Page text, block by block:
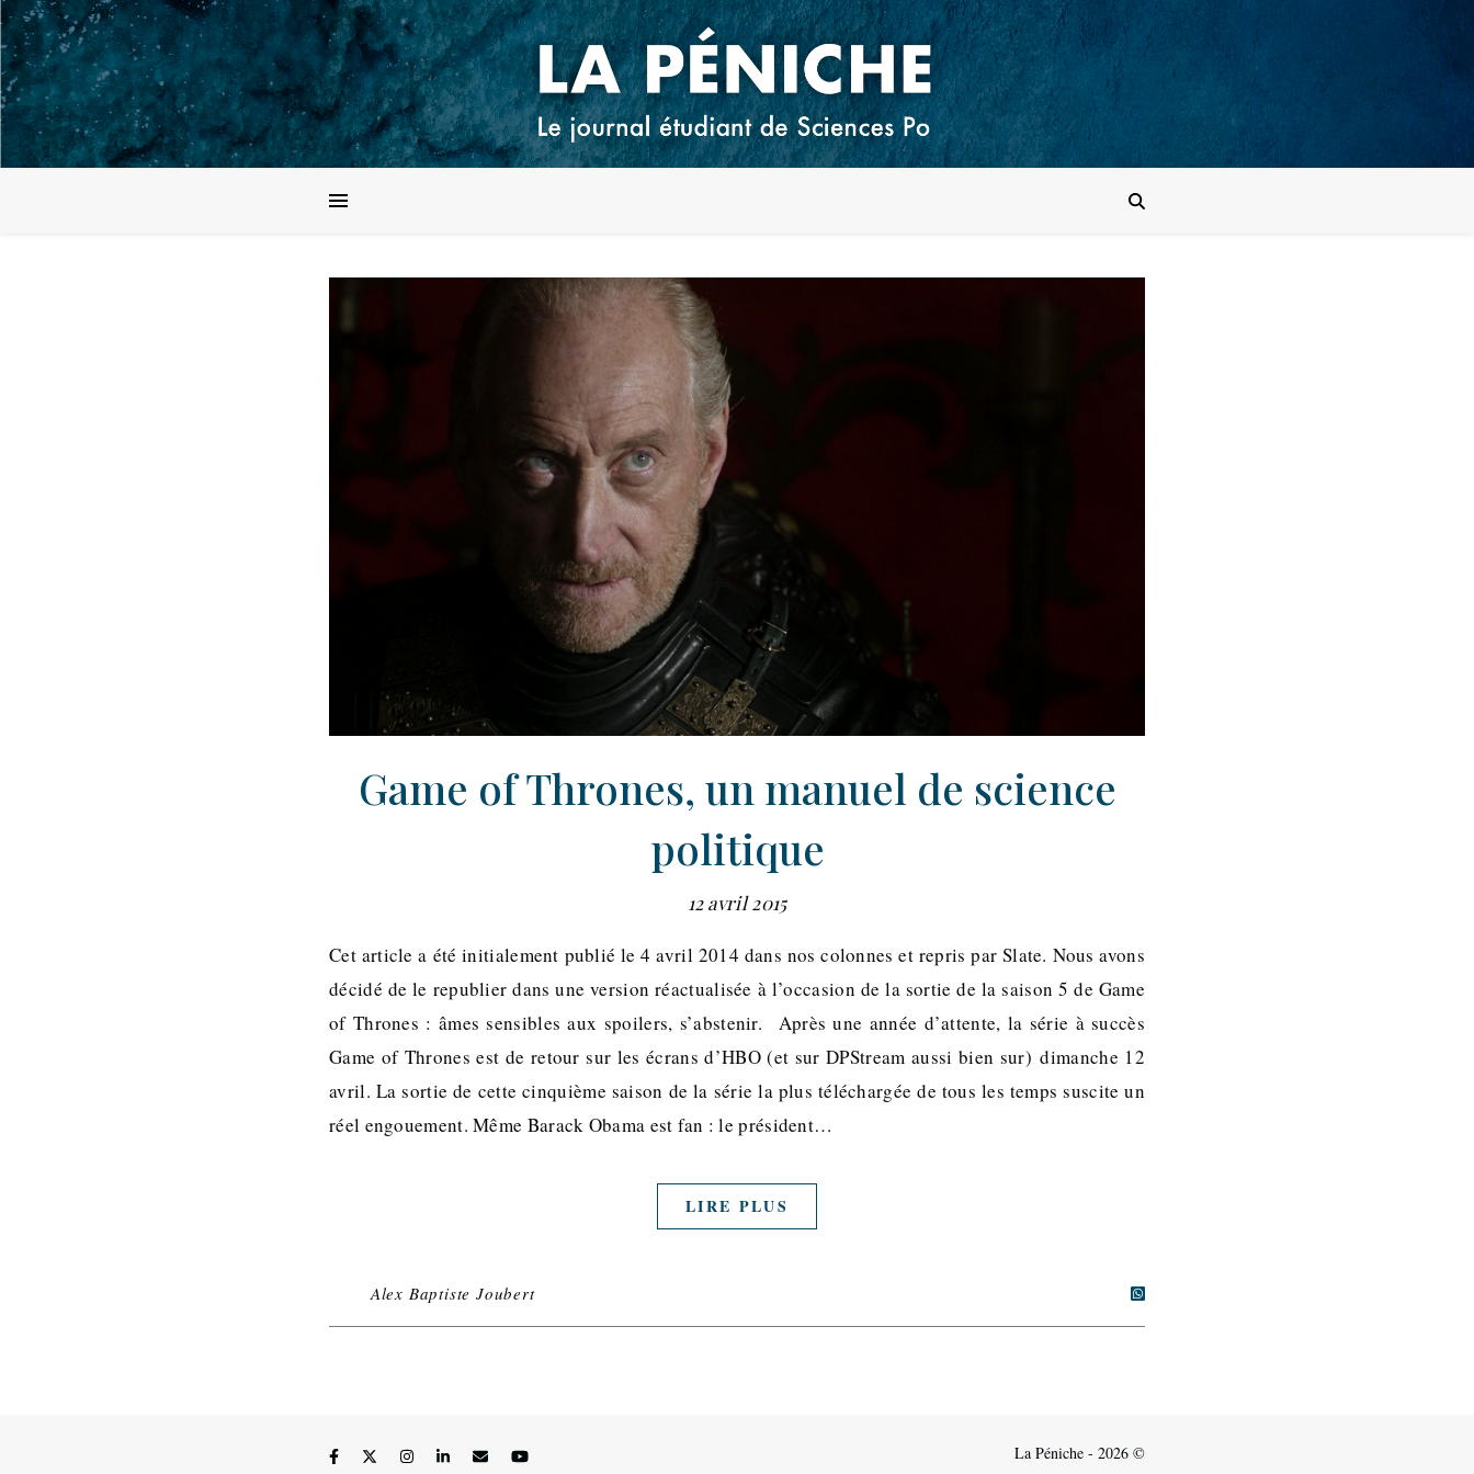
Game of Thrones, un manuel de science
politique
12 avril 2015
Cet article a été initialement publié le 4 avril 2014 dans nos colonnes et repris par Slate. Nous avons
décidé de le republier dans une version réactualisée à l’occasion de la sortie de la saison 5 de Game
of Thrones : âmes sensibles aux spoilers, s’abstenir. Après une année d’attente, la série à succès
Game of Thrones est de retour sur les écrans d’HBO (et sur DPStream aussi bien sur) dimanche 12
avril. La sortie de cette cinquième saison de la série la plus téléchargée de tous les temps suscite un
réel engouement. Même Barack Obama est fan : le président…
LIRE PLUS
Alex Baptiste Joubert
La Péniche - 2026 ©